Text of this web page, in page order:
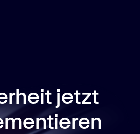
jetzt